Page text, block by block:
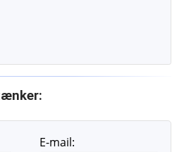
E-mail: